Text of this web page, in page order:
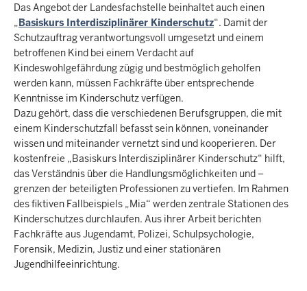
Das Angebot der Landesfachstelle beinhaltet auch einen
„Basiskurs Interdisziplinärer Kinderschutz“. Damit der
Schutzauftrag verantwortungsvoll umgesetzt und einem
betroffenen Kind bei einem Verdacht auf
Kindeswohlgefährdung zügig und bestmöglich geholfen
werden kann, müssen Fachkräfte über entsprechende
Kenntnisse im Kinderschutz verfügen.
Dazu gehört, dass die verschiedenen Berufsgruppen, die mit
einem Kinderschutzfall befasst sein können, voneinander
wissen und miteinander vernetzt sind und kooperieren. Der
kostenfreie „Basiskurs Interdisziplinärer Kinderschutz“ hilft,
das Verständnis über die Handlungsmöglichkeiten und –
grenzen der beteiligten Professionen zu vertiefen. Im Rahmen
des fiktiven Fallbeispiels „Mia“ werden zentrale Stationen des
Kinderschutzes durchlaufen. Aus ihrer Arbeit berichten
Fachkräfte aus Jugendamt, Polizei, Schulpsychologie,
Forensik, Medizin, Justiz und einer stationären
Jugendhilfeeinrichtung.